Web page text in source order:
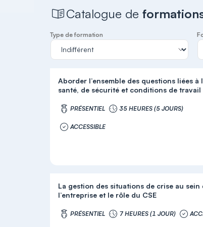
Catalogue de
Type de formation
Aborder l’ensemble des questions liées à
santé, de sécurité et conditions de travail
PRÉSENTIEL 35 HEURES (5 JOURS)
ACCESSIBLE
La gestion des situations de crise au sein
l’entreprise et le rôle du CSE
PRÉSENTIEL 7 HEURES (1 JOUR)